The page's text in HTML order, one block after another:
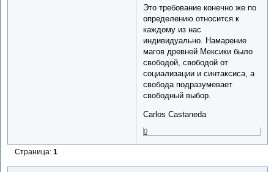
Это требование конечно же по
определению относится к
каждому из нас
индивидуально. Намарение
магов древней Мексики было
свободой, свободой от
социализации и синтаксиса, а
свобода подразумевает
свободный выбор.
Carlos Castaneda
0
Страница:1